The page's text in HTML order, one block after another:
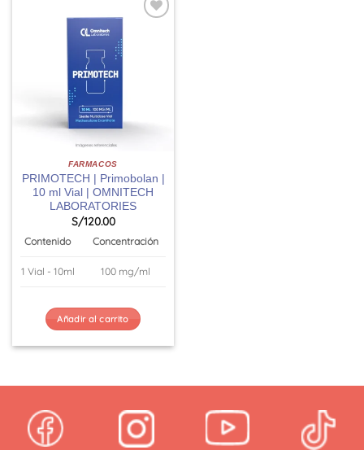
FARMACOS
PRIMOTECH | Primobolan |
10 ml Vial | OMNITECH
LABORATORIES
S/120.00
Contenido Concentración
1 Vial - 10ml 100 mg/ml
Añadir al carrito